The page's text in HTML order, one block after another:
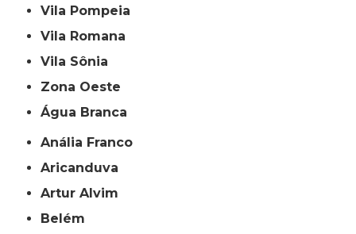
Vila Pompeia
Vila Romana
Vila Sônia
Zona Oeste
Água Branca
Anália Franco
Aricanduva
Artur Alvim
Belém